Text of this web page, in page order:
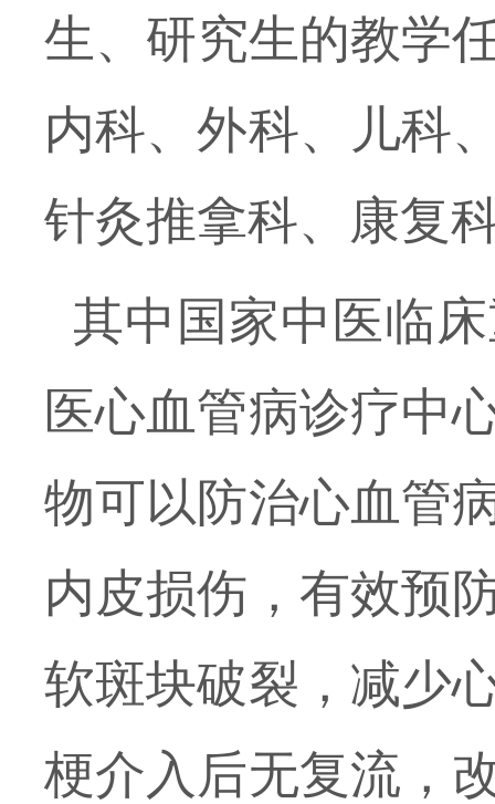
生、研究生的教学
内科、外科、儿科
针灸推拿科、康复
其中国家中医临
医心血管病诊疗中
物可以防治心血管
内皮损伤，有效预
软斑块破裂，减少
梗介入后无复流，